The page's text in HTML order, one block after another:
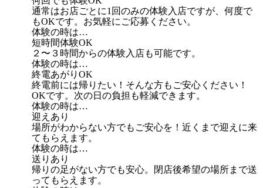
通常はお店ごとに1回のみの体験入店ですが、何度で
もOKです。お気軽にご応募ください。
体験の時は…
短時間体験OK
２〜３時間からの体験入店も可能です。
体験の時は…
終電あがりOK
終電前には帰りたい！そんな方もご安心ください！
OKです。次の日の負担も軽減できます。
体験の時は…
迎えあり
場所がわからない方でもご安心を！近くまで迎えに来
てもらえます。
体験の時は…
送りあり
帰りの足がない方でも安心。閉店後希望の場所まで送
ってもらえます。